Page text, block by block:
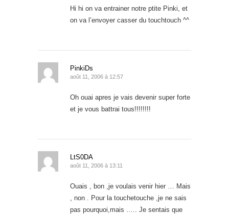
Hi hi on va entrainer notre ptite Pinki, et
on va l’envoyer casser du touchtouch ^^
PinkiDs
août 11, 2006 à 12:57
Oh ouai apres je vais devenir super forte
et je vous battrai tous!!!!!!!!
LtS0DA
août 11, 2006 à 13:11
Ouais , bon ,je voulais venir hier … Mais
, non . Pour la touchetouche ,je ne sais
pas pourquoi,mais ….. Je sentais que